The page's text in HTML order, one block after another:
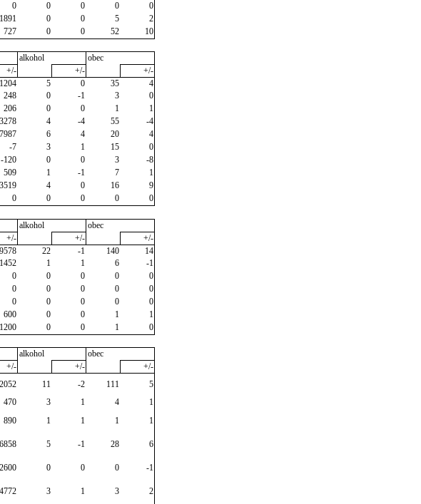
0 0 0 0
0
1891 0 0 5
2
727 0 0 52
10
alkohol
obec
+/- +/-
+/-
5 0 35
4
248 0 -1 3
0
206 0 0 1
1
4 -4 55
-4
7987 6 4 20
4
-7 3 1 15
0
-120 0 0 3
-8
509 1 -1 7
1
3519 4 0 16
9
0 0 0 0
0
alkohol
obec
+/- +/-
+/-
9578 22 -1 140
14
1 1 6
-1
0 0 0 0
0
0 0 0 0
0
0 0 0 0
0
600 0 0 1
1
0 0 1
0
alkohol
obec
+/- +/-
+/-
11 -2 111
5
470 3 1 4
1
890 1 1 1
1
5 -1 28
6
0 0 0
-1
4772 3 1 3 2